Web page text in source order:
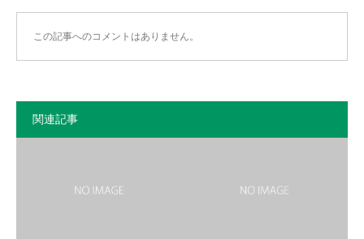
この記事へのコメントはありません。
関連記事